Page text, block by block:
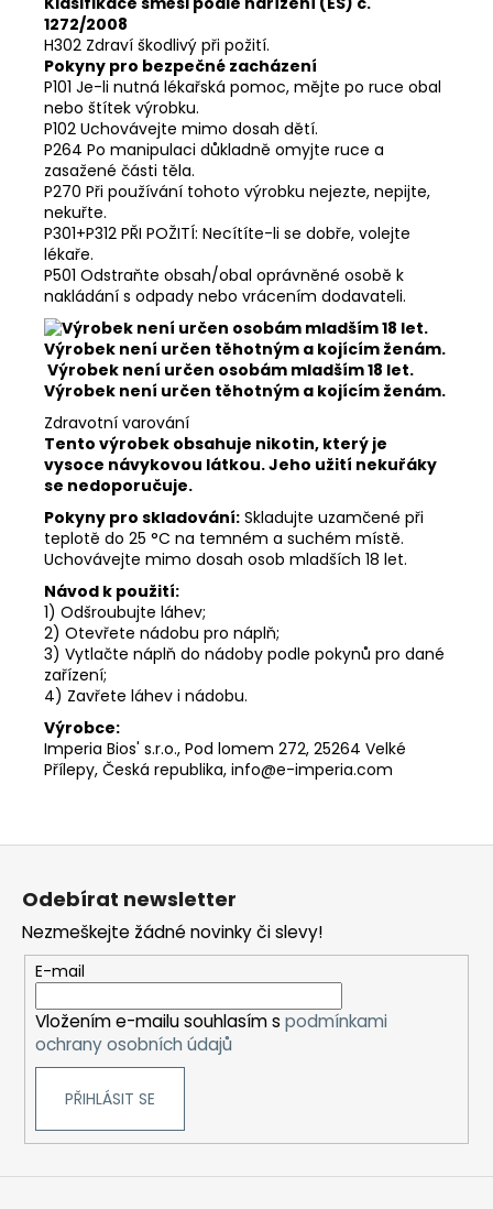
1272/2008
H302 Zdraví škodlivý při požití.
Pokyny pro bezpečné zacházení
P101 Je-li nutná lékařská pomoc, mějte po ruce obal
nebo štítek výrobku.
P102 Uchovávejte mimo dosah dětí.
P264 Po manipulaci důkladně omyjte ruce a
zasažené části těla.
P270 Při používání tohoto výrobku nejezte, nepijte,
nekuřte.
P301+P312 PŘI POŽITÍ: Necítíte-li se dobře, volejte
lékaře.
P501 Odstraňte obsah/obal oprávněné osobě k
nakládání s odpady nebo vrácením dodavateli.
Výrobek není určen osobám mladším 18 let.
Výrobek není určen těhotným a kojícím ženám.
Zdravotní varování
Tento výrobek obsahuje nikotin, který je
vysoce návykovou látkou. Jeho užití nekuřáky
se nedoporučuje.
Pokyny pro skladování: Skladujte uzamčené při
teplotě do 25 °C na temném a suchém místě.
Uchovávejte mimo dosah osob mladších 18 let.
Návod k použití:
1) Odšroubujte láhev;
2) Otevřete nádobu pro náplň;
3) Vytlačte náplň do nádoby podle pokynů pro dané
zařízení;
4) Zavřete láhev i nádobu.
Výrobce:
Imperia Bios' s.r.o., Pod lomem 272, 25264 Velké
Přílepy, Česká republika, info@e-imperia.com
Odebírat newsletter
Nezmeškejte žádné novinky či slevy!
E-mail
Vložením e-mailu souhlasím s podmínkami
ochrany osobních údajů
PŘIHLÁSIT SE